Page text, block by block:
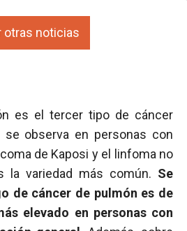
otras noticias
es el tercer tipo de cáncer
observa en personas con
de Kaposi y el linfoma no
la variedad más común. Se
de cáncer de pulmón es de
elevado en personas con